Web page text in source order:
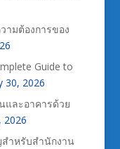
ามต้องการของ
Guide to
30, 2026
และอาคารด้วย
2026
ำหรับสำนักงาน